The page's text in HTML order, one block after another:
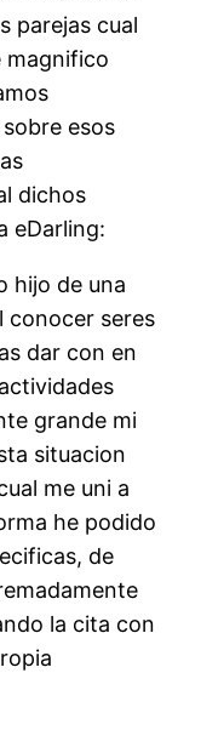
parejas cual
magnifico
esos
dichos
eDarling:
hijo de una
conocer seres
dar con en
grande mi
situacion
me uni a
he podido
de
la cita con